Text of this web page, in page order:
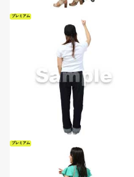
プレミアム
プレミアム